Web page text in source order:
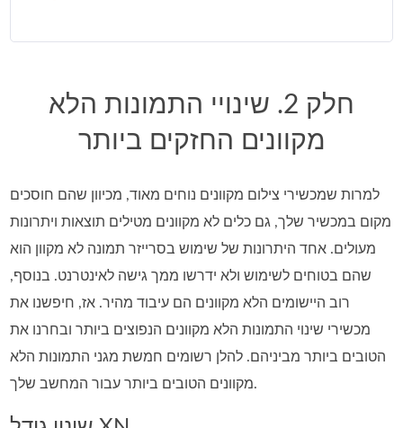
חלק 2. שינויי התמונות הלא
מקוונים החזקים ביותר
למרות שמכשירי צילום מקוונים נוחים מאוד, מכיוון שהם חוסכים
מקום במכשיר שלך, גם כלים לא מקוונים מטילים תוצאות ויתרונות
מעולים. אחד היתרונות של שימוש בסרייזר תמונה לא מקוון הוא
שהם בטוחים לשימוש ולא ידרשו ממך גישה לאינטרנט. בנוסף,
רוב היישומים הלא מקוונים הם עיבוד מהיר. אז, חיפשנו את
מכשירי שינוי התמונות הלא מקוונים הנפוצים ביותר ובחרנו את
הטובים ביותר מביניהם. להלן רשומים חמשת מגני התמונות הלא
מקוונים הטובים ביותר עבור המחשב שלך.